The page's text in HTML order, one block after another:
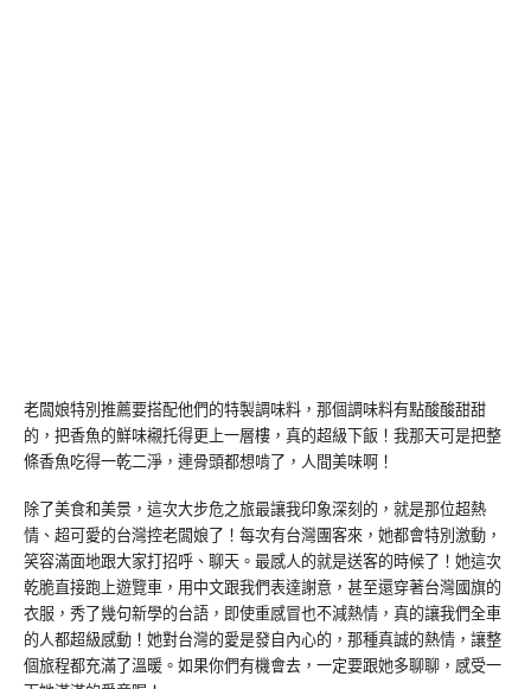
老闆娘特別推薦要搭配他們的特製調味料，那個調味料有點酸酸甜甜
的，把香魚的鮮味襯托得更上一層樓，真的超級下飯！我那天可是把整
條香魚吃得一乾二淨，連骨頭都想啃了，人間美味啊！
除了美食和美景，這次大步危之旅最讓我印象深刻的，就是那位超熱
情、超可愛的台灣控老闆娘了！每次有台灣團客來，她都會特別激動，
笑容滿面地跟大家打招呼、聊天。最感人的就是送客的時候了！她這次
乾脆直接跑上遊覽車，用中文跟我們表達謝意，甚至還穿著台灣國旗的
衣服，秀了幾句新學的台語，即使重感冒也不減熱情，真的讓我們全車
的人都超級感動！她對台灣的愛是發自內心的，那種真誠的熱情，讓整
個旅程都充滿了溫暖。如果你們有機會去，一定要跟她多聊聊，感受一